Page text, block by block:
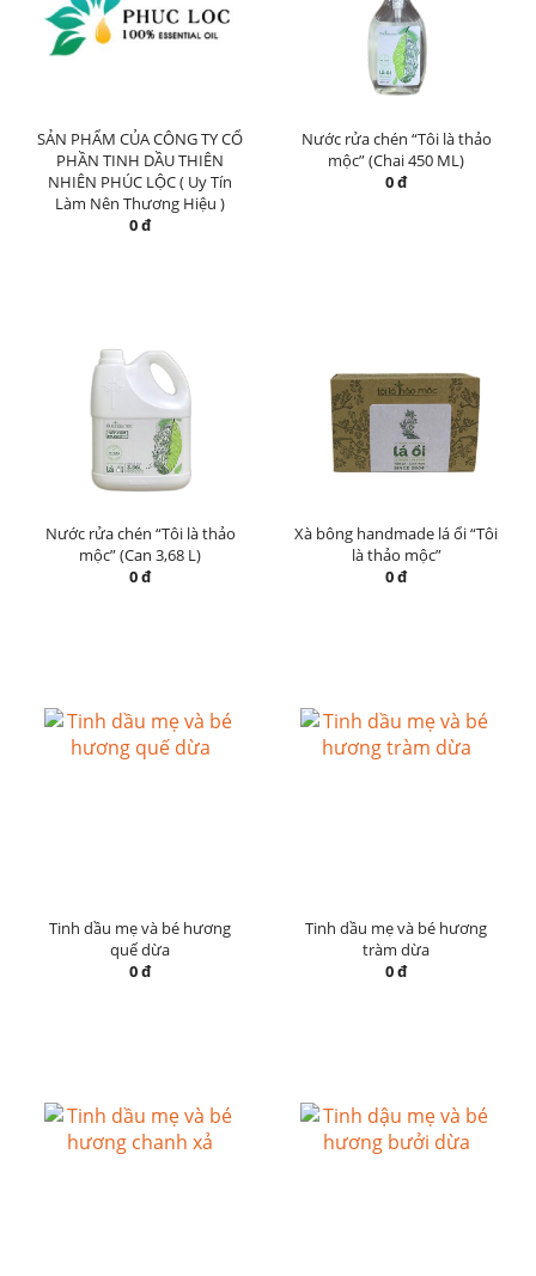
SẢN PHẨM CỦA CÔNG TY CỔ
PHẦN TINH DẦU THIÊN
NHIÊN PHÚC LỘC ( Uy Tín
Làm Nên Thương Hiệu )
0 đ
Nước rửa chén “Tôi là thảo
mộc” (Chai 450 ML)
0 đ
Nước rửa chén “Tôi là thảo
mộc” (Can 3,68 L)
0 đ
Xà bông handmade lá ổi “Tôi
là thảo mộc”
0 đ
Tinh dầu mẹ và bé hương
quế dừa
0 đ
Tinh dầu mẹ và bé hương
tràm dừa
0 đ